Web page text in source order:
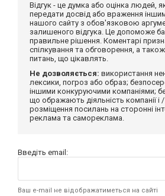
Відгук - це думка або оцінка людей,
передати досвід або враження
нашого сайту з обов'язковою
залишеного відгука. Це допоможе
правильне рішення. Коментарі
спілкування та обговорення, а
питань, що цікавлять.
Не дозволяється: використання
лексики, погроз або образ;
іншими конкуруючими компаніями;
що ображають діяльність компанії і /
розміщення посилань на сторонні
реклама та самореклама.
Введіть email:
Ваш e-mail не відображатиметься на сайті